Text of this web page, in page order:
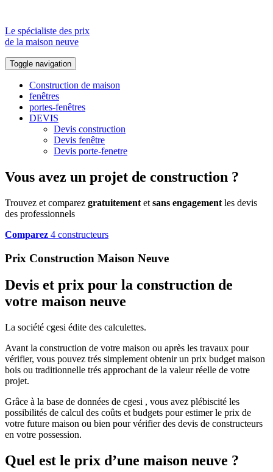
Le spécialiste des prix
de la maison neuve
Toggle navigation
Construction de maison
fenêtres
portes-fenêtres
DEVIS
Devis construction
Devis fenêtre
Devis porte-fenetre
Vous avez un projet de construction ?
Trouvez et comparez gratuitement et sans engagement les devis
des professionnels
Comparez 4 constructeurs
Prix Construction Maison Neuve
Devis et prix pour la construction de
votre maison neuve
La société cgesi édite des calculettes.
Avant la construction de votre maison ou après les travaux pour
vérifier, vous pouvez trés simplement obtenir un prix budget maison
bois ou traditionnelle trés approchant de la valeur réelle de votre
projet.
Grâce à la base de données de cgesi , vous avez plébiscité les
possibilités de calcul des coûts et budgets pour estimer le prix de
votre future maison ou bien pour vérifier des devis de constructeurs
en votre possession.
Quel est le prix d’une maison neuve ?